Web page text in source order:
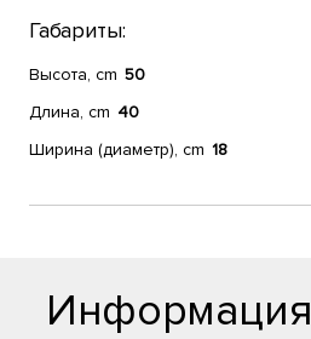
Габариты:
Высота, cm 50
Длина, cm 40
Ширина (диаметр), cm 18
Информация